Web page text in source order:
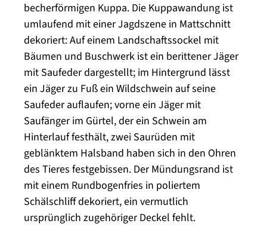
becherförmigen Kuppa. Die Kuppawandung ist
umlaufend mit einer Jagdszene in Mattschnitt
dekoriert: Auf einem Landschaftssockel mit
Bäumen und Buschwerk ist ein berittener Jäger
mit Saufeder dargestellt; im Hintergrund lässt
ein Jäger zu Fuß ein Wildschwein auf seine
Saufeder auflaufen; vorne ein Jäger mit
Saufänger im Gürtel, der ein Schwein am
Hinterlauf festhält, zwei Saurüden mit
geblänktem Halsband haben sich in den Ohren
des Tieres festgebissen. Der Mündungsrand ist
mit einem Rundbogenfries in poliertem
Schälschliff dekoriert, ein vermutlich
ursprünglich zugehöriger Deckel fehlt.